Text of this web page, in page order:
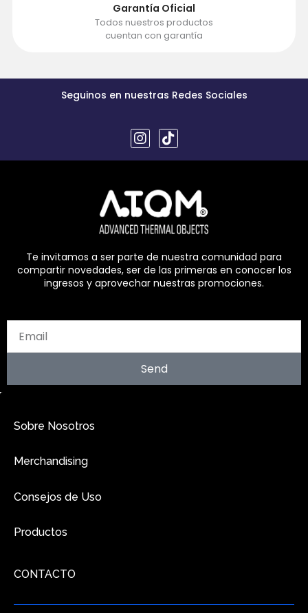
Garantía Oficial
Todos nuestros productos
cuentan con garantía
Seguinos en nuestras Redes Sociales
I
n
s
a
g
r
a
T
i
k
o
k
Te invitamos a ser parte de nuestra comunidad para
compartir novedades, ser de las primeras en conocer los
ingresos y aprovechar nuestras promociones.
Send
Sobre Nosotros
Merchandising
Consejos de Uso
Productos
CONTACTO